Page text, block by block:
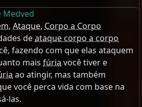
Medved
, Ataque, Corpo a Corpo
deataque corpo a corpo
fazendo com que elas ataquem
mais fúria você tiver e
ao atingir, mas também
você perca vida com base na
las.